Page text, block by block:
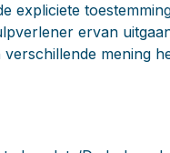
expliciete
ervan
mening